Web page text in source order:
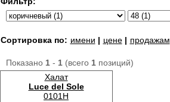
Сортировка по: имени | цене| продажам
Показано 1- 1(всего 1позиций)
Халат
Luce del Sole
0101H